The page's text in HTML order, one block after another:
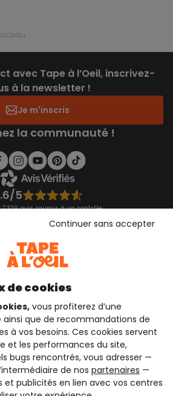
avec Tape à l’Oeil, inscrivez-
à la newsletter !
Je m'inscris
la communauté !
5
7 339 avis soumis à un contrôle
Consulter les CGU
de cookies
vous profiterez d’une
que de recommandations de
à vos besoins. Ces cookies servent
et les performances du site,
bugs rencontrés, vous adresser —
de nos partenaires —
publicités en lien avec vos centres
Continuer sans accepter